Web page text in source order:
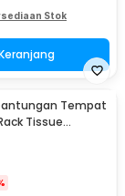
Stok
Tempat
Tissue